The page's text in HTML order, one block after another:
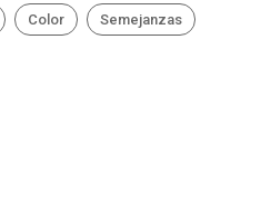
Color Semejanzas